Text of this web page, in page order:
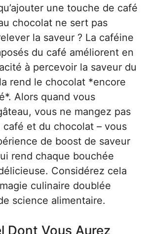
une touche de café
chocolat ne sert pas
la saveur ? La caféine
du café améliorent en
à percevoir la saveur du
rend le chocolat *encore
Alors quand vous
vous ne mangez pas
café et du chocolat – vous
de boost de saveur
rend chaque bouchée
Considérez cela
culinaire doublée
science alimentaire.
Dont Vous Aurez